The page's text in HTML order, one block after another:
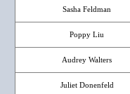
Sasha Feldman
Poppy Liu
Audrey Walters
Juliet Donenfeld